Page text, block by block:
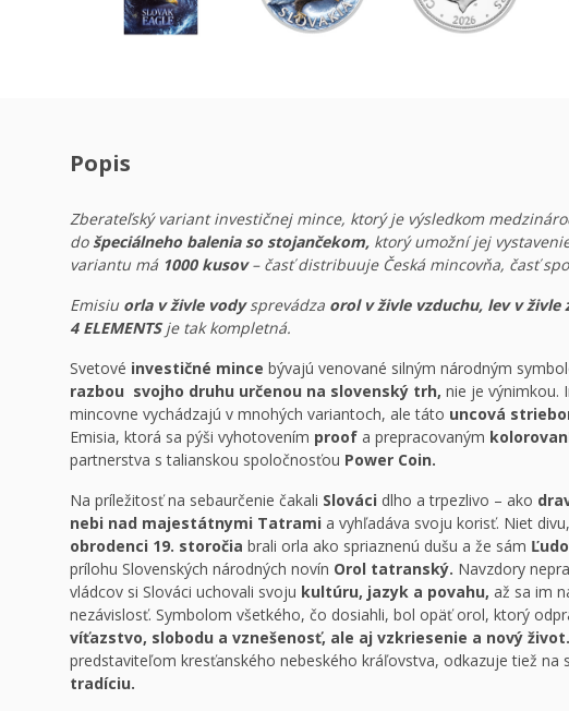
Popis
Zberateľský variant investičnej mince, ktorý je výsledkom
došpeciálneho balenia so stojančekom, ktorý umožní jej
variantu má 1000 kusov– časť distribuuje Česká mincovňa, časť
Emisiu orla v živle vodysprevádza orol v živle vzduchu, lev v živle
4 ELEMENTSje tak kompletná.
Svetové investičné mince bývajú venované silným národným
razbou svojho druhu určenou na slovenský trh, nie je výnimkou.
mincovne vychádzajú v mnohých variantoch, ale táto uncová
Emisia, ktorá sa pýši vyhotovením proof a prepracovaným
partnerstva s talianskou spoločnosťou Power Coin.
Na príležitosť na sebaurčenie čakali Slováci dlho a trpezlivo – ako
nebi nad majestátnymi Tatrami a vyhľadáva svoju korisť. Niet
obrodenci 19. storočia brali orla ako spriaznenú dušu a že sám
prílohu Slovenských národných novín Orol tatranský. Navzdory
vládcov si Slováci uchovali svoju kultúru, jazyk a povahu, až sa im
nezávislosť. Symbolom všetkého, čo dosiahli, bol opäť orol, ktorý
víťazstvo, slobodu a vznešenosť, ale aj vzkriesenie a nový život.
predstaviteľom kresťanského nebeského kráľovstva, odkazuje tiež na
tradíciu.